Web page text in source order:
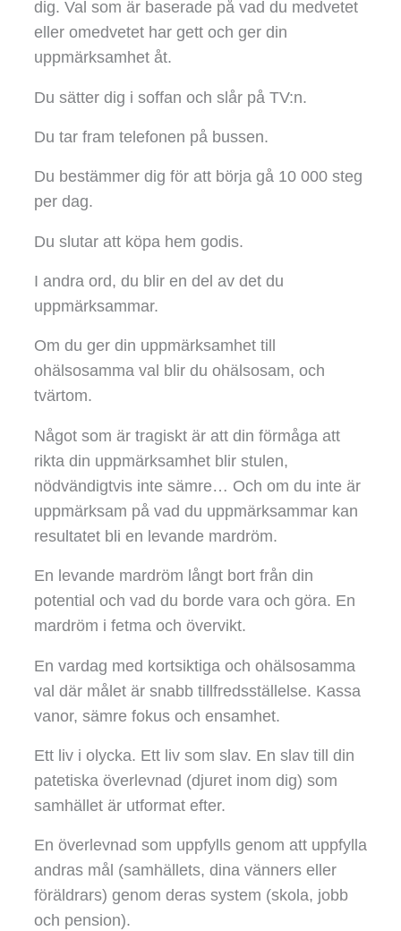
dig. Val som är baserade på vad du medvetet
eller omedvetet har gett och ger din
uppmärksamhet åt.
Du sätter dig i soffan och slår på TV:n.
Du tar fram telefonen på bussen.
Du bestämmer dig för att börja gå 10 000 steg
per dag.
Du slutar att köpa hem godis.
I andra ord, du blir en del av det du
uppmärksammar.
Om du ger din uppmärksamhet till
ohälsosamma val blir du ohälsosam, och
tvärtom.
Något som är tragiskt är att din förmåga att
rikta din uppmärksamhet blir stulen,
nödvändigtvis inte sämre… Och om du inte är
uppmärksam på vad du uppmärksammar kan
resultatet bli en levande mardröm.
En levande mardröm långt bort från din
potential och vad du borde vara och göra. En
mardröm i fetma och övervikt.
En vardag med kortsiktiga och ohälsosamma
val där målet är snabb tillfredsställelse. Kassa
vanor, sämre fokus och ensamhet.
Ett liv i olycka. Ett liv som slav. En slav till din
patetiska överlevnad (djuret inom dig) som
samhället är utformat efter.
En överlevnad som uppfylls genom att uppfylla
andras mål (samhällets, dina vänners eller
föräldrars) genom deras system (skola, jobb
och pension).